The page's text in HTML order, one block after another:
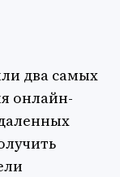
два самых
онлайн-